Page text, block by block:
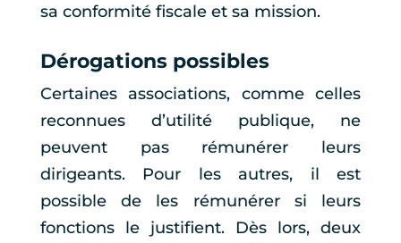
sa conformité fiscale et sa mission.
Dérogations possibles
Certaines associations, comme celles
reconnues d’utilité publique, ne
peuvent pas rémunérer leurs
dirigeants. Pour les autres, il est
possible de les rémunérer si leurs
fonctions le justifient. Dès lors, deux